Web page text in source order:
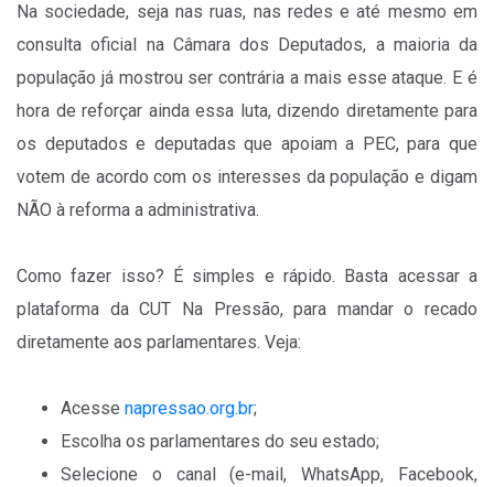
Na sociedade, seja nas ruas, nas redes e até mesmo em
consulta oficial na Câmara dos Deputados, a maioria da
população já mostrou ser contrária a mais esse ataque. E é
hora de reforçar ainda essa luta, dizendo diretamente para
os deputados e deputadas que apoiam a PEC, para que
votem de acordo com os interesses da população e digam
NÃO à reforma a administrativa.
Como fazer isso? É simples e rápido. Basta acessar a
plataforma da CUT Na Pressão, para mandar o recado
diretamente aos parlamentares. Veja:
Acesse napressao.org.br;
Escolha os parlamentares do seu estado;
Selecione o canal (e-mail, WhatsApp, Facebook,